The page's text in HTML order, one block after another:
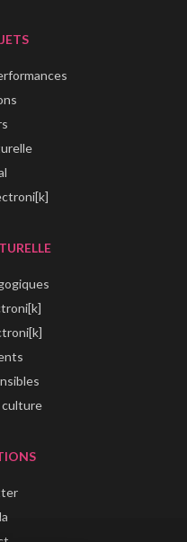
culture